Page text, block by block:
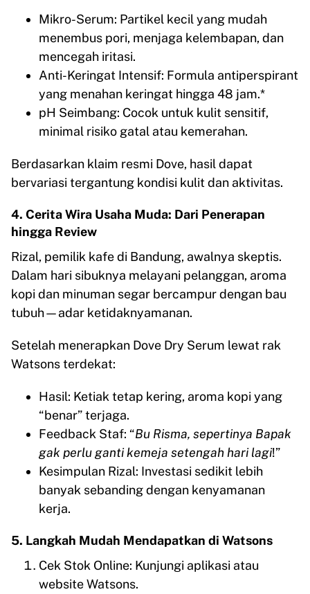
Mikro-Serum: Partikel kecil yang mudah
menembus pori, menjaga kelembapan, dan
mencegah iritasi.
Anti-Keringat Intensif: Formula antiperspirant
yang menahan keringat hingga 48 jam.*
pH Seimbang: Cocok untuk kulit sensitif,
minimal risiko gatal atau kemerahan.
Berdasarkan klaim resmi Dove, hasil dapat
bervariasi tergantung kondisi kulit dan aktivitas.
4. Cerita Wira Usaha Muda: Dari Penerapan
hingga Review
Rizal, pemilik kafe di Bandung, awalnya skeptis.
Dalam hari sibuknya melayani pelanggan, aroma
kopi dan minuman segar bercampur dengan bau
tubuh—adar ketidaknyamanan.
Setelah menerapkan Dove Dry Serum lewat rak
Watsons terdekat:
Hasil: Ketiak tetap kering, aroma kopi yang
“benar” terjaga.
Feedback Staf: “Bu Risma, sepertinya Bapak
gak perlu ganti kemeja setengah hari lagi!”
Kesimpulan Rizal: Investasi sedikit lebih
banyak sebanding dengan kenyamanan
kerja.
5. Langkah Mudah Mendapatkan di Watsons
Cek Stok Online: Kunjungi aplikasi atau
website Watsons.